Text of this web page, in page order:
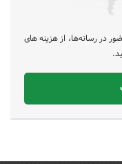
در رسانه‌ها، از هزینه های